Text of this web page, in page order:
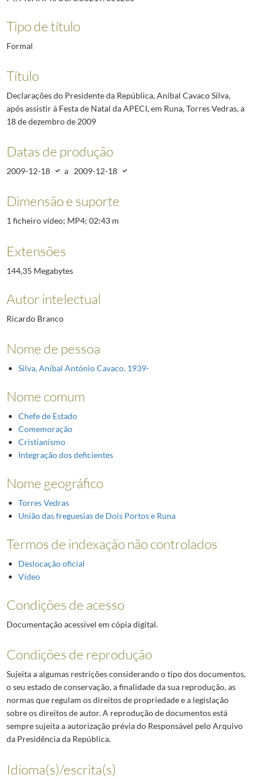
Tipo de título
Formal
Título
Declarações do Presidente da República, Aníbal Cavaco Silva,
após assistir à Festa de Natal da APECI, em Runa, Torres Vedras, a
18 de dezembro de 2009
Datas de produção
2009-12-18 a 2009-12-18
Dimensão e suporte
1 ficheiro vídeo; MP4; 02:43 m
Extensões
144,35 Megabytes
Autor intelectual
Ricardo Branco
Nome de pessoa
Silva, Aníbal António Cavaco. 1939-
Nome comum
Chefe de Estado
Comemoração
Cristianismo
Integração dos deficientes
Nome geográfico
Torres Vedras
União das freguesias de Dois Portos e Runa
Termos de indexação não controlados
Deslocação oficial
Vídeo
Condições de acesso
Documentação acessível em cópia digital.
Condições de reprodução
Sujeita a algumas restrições considerando o tipo dos documentos,
o seu estado de conservação, a finalidade da sua reprodução, as
normas que regulam os direitos de propriedade e a legislação
sobre os direitos de autor. A reprodução de documentos está
sempre sujeita a autorização prévia do Responsável pelo Arquivo
da Presidência da República.
Idioma(s)/escrita(s)